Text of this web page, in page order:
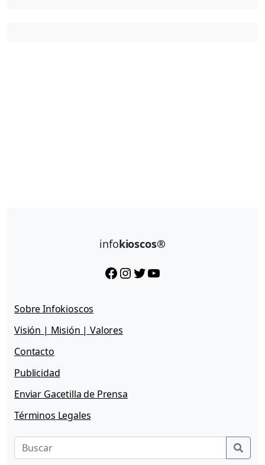
infokioscos®
Facebook InstagramTwitter YouTube
Sobre Infokioscos
Visión | Misión | Valores
Contacto
Publicidad
Enviar Gacetilla de Prensa
Términos Legales